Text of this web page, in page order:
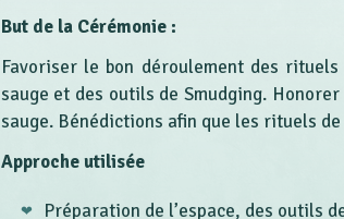
But de la Cérémonie :
Favoriser le bon déroulement des
sauge et des outils de Smudging.
sauge. Bénédictions afin que les rituels
Approche utilisée
Préparation de l’espace, des outils